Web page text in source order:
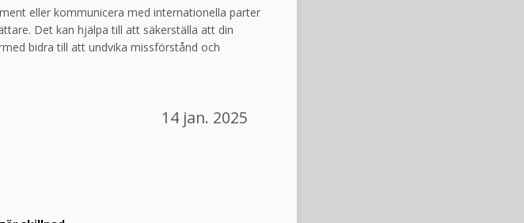
eller kommunicera med internationella parter
Det kan hjälpa till att säkerställa att din
bidra till att undvika missförstånd och
14 jan. 2025